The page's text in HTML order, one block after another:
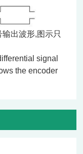
输出波形,图示只
signal
the encoder